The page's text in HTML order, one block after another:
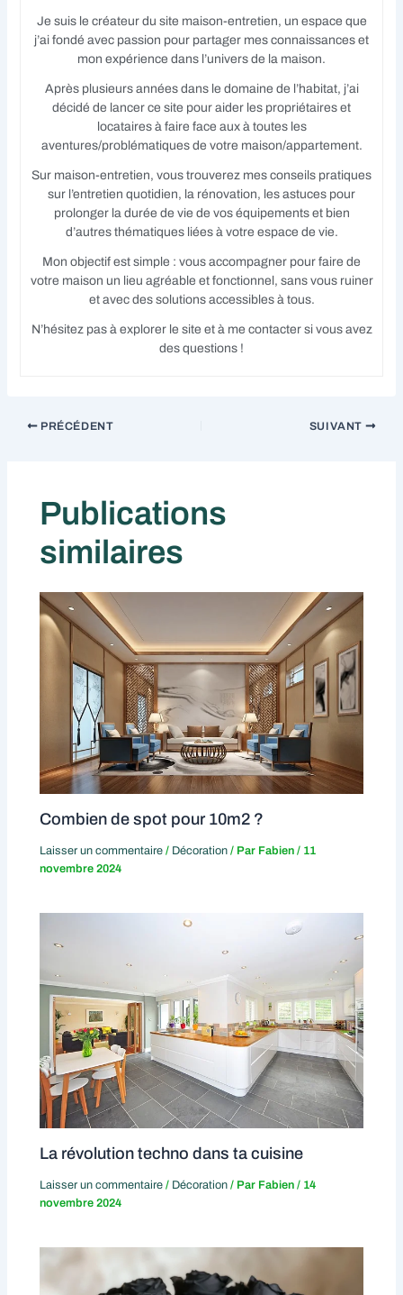
Je suis le créateur du site maison-entretien, un espace que
j’ai fondé avec passion pour partager mes connaissances et
mon expérience dans l’univers de la maison.
Après plusieurs années dans le domaine de l’habitat, j’ai
décidé de lancer ce site pour aider les propriétaires et
locataires à faire face aux à toutes les
aventures/problématiques de votre maison/appartement.
Sur maison-entretien, vous trouverez mes conseils pratiques
sur l’entretien quotidien, la rénovation, les astuces pour
prolonger la durée de vie de vos équipements et bien
d’autres thématiques liées à votre espace de vie.
Mon objectif est simple : vous accompagner pour faire de
votre maison un lieu agréable et fonctionnel, sans vous ruiner
et avec des solutions accessibles à tous.
N’hésitez pas à explorer le site et à me contacter si vous avez
des questions !
PRÉCÉDENT SUIVANT
Publications
similaires
Combien de spot pour 10m2 ?
Laisser un commentaire / Décoration / Par Fabien/ 11
novembre 2024
La révolution techno dans ta cuisine
Laisser un commentaire / Décoration / Par Fabien/ 14
novembre 2024